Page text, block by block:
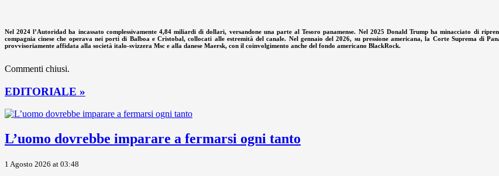
Nel 2024 l’Autoridad ha incassato complessivamente 4,84 miliardi di dollari, versandone una parte al Tesoro panamense. Nel 2025 Donald Trump ha minacciato di
compagnia cinese che operava nei porti di Balboa e Cristobal, collocati alle estremità del canale. Nel gennaio del 2026, su pressione americana, la Corte Suprema di
provvisoriamente affidata alla società italo-svizzera Msc e alla danese Maersk, con il coinvolgimento anche del fondo americano BlackRock.
Commenti chiusi.
EDITORIALE »
L’uomo dovrebbe imparare a fermarsi ogni tanto
1 Agosto 2026 at 03:48